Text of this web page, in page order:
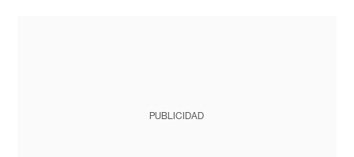
PUBLICIDAD